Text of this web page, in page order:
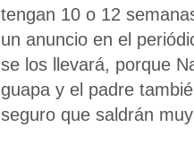
tengan 10 o 12
un anuncio en el
se los llevará, porque
guapa y el padre
seguro que saldrán